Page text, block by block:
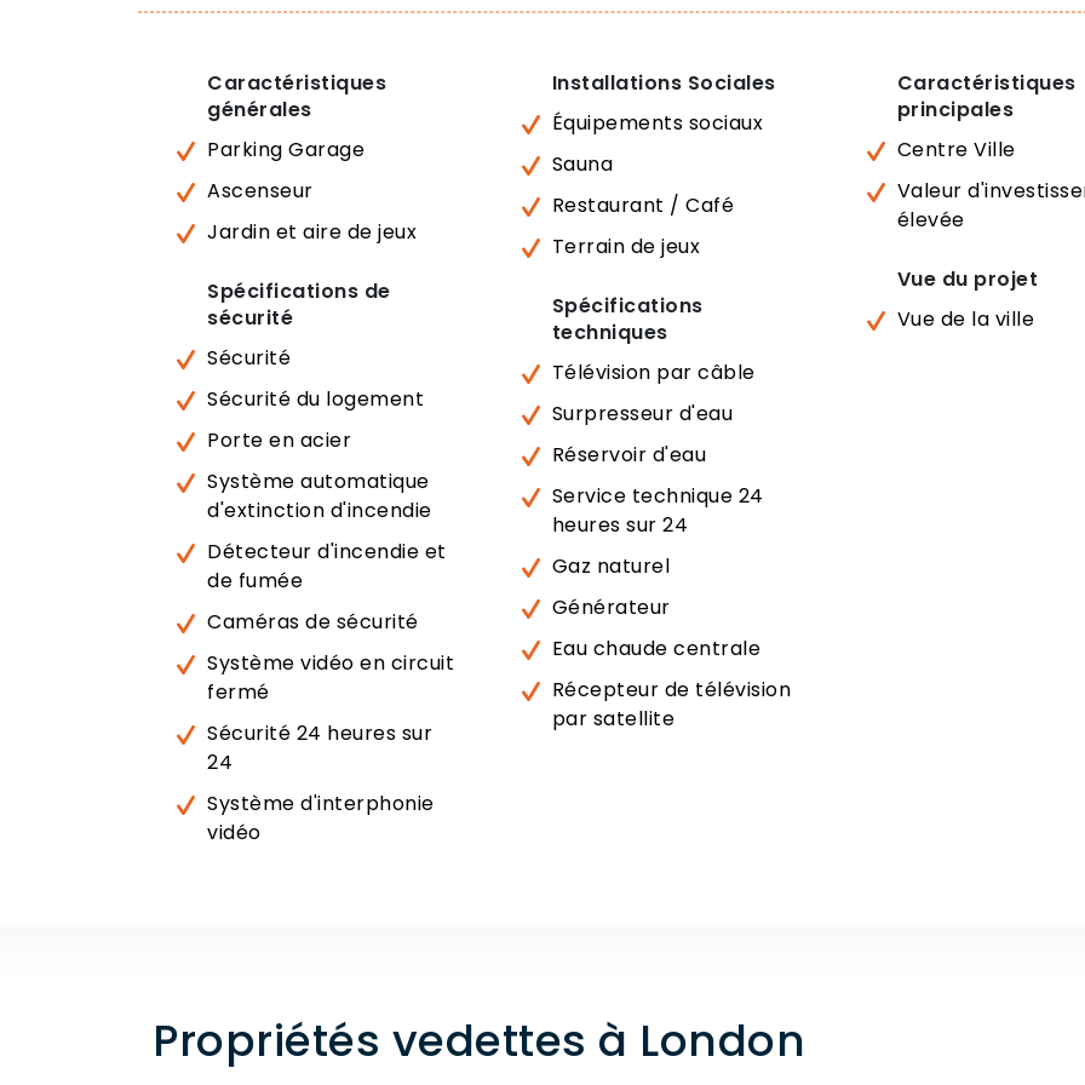
Caractéristiques
générales
Parking Garage
Ascenseur
Jardin et aire de jeux
Spécifications de
sécurité
Sécurité
Sécurité du logement
Porte en acier
Système automatique
d'extinction d'incendie
Détecteur d'incendie et
de fumée
Caméras de sécurité
Système vidéo en circuit
fermé
Sécurité 24 heures sur
24
Système d'interphonie
vidéo
Installations Sociales
Équipements sociaux
Sauna
Restaurant / Café
Terrain de jeux
Spécifications
techniques
Télévision par câble
Surpresseur d'eau
Réservoir d'eau
Service technique 24
heures sur 24
Gaz naturel
Générateur
Eau chaude centrale
Récepteur de télévision
par satellite
Caractéristiques
principales
Centre Ville
Valeur
élevée
Vue du projet
Vue de la ville
Propriétés vedettes à London